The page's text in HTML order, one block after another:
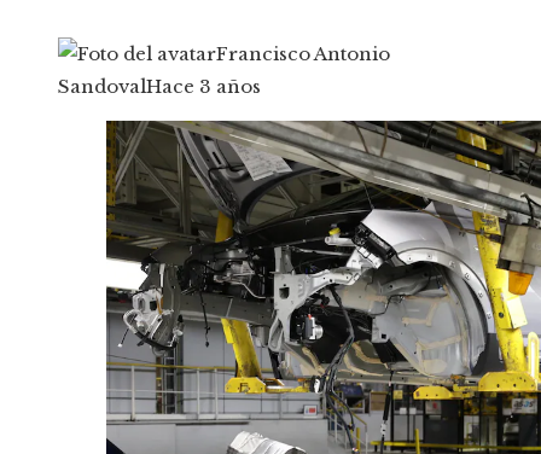
Francisco Antonio
SandovalHace 3 años